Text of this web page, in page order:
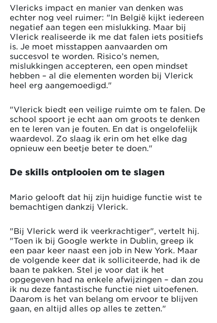
Vlericks impact en manier van denken was
echter nog veel ruimer: "In België kijkt iedereen
negatief aan tegen een mislukking. Maar bij
Vlerick realiseerde ik me dat falen iets positiefs
is. Je moet misstappen aanvaarden om
succesvol te worden. Risico’s nemen,
mislukkingen accepteren, een open mindset
hebben – al die elementen worden bij Vlerick
heel erg aangemoedigd."
"Vlerick biedt een veilige ruimte om te falen. De
school spoort je echt aan om groots te denken
en te leren van je fouten. En dat is ongelofelijk
waardevol. Zo slaag ik erin om het elke dag
opnieuw een beetje beter te doen."
De skills ontplooien om te slagen
Mario gelooft dat hij zijn huidige functie wist te
bemachtigen dankzij Vlerick.
"Bij Vlerick werd ik veerkrachtiger", vertelt hij.
"Toen ik bij Google werkte in Dublin, greep ik
een paar keer naast een job in New York. Maar
de volgende keer dat ik solliciteerde, had ik de
baan te pakken. Stel je voor dat ik het
opgegeven had na enkele afwijzingen – dan zou
ik nu deze fantastische functie niet uitoefenen.
Daarom is het van belang om ervoor te blijven
gaan, en altijd alles op alles te zetten."